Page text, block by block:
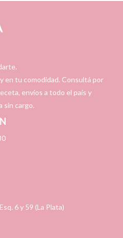
en tu comodidad. Consultá por
envíos a todo el país y
sin cargo.
6 y 59 (La Plata)